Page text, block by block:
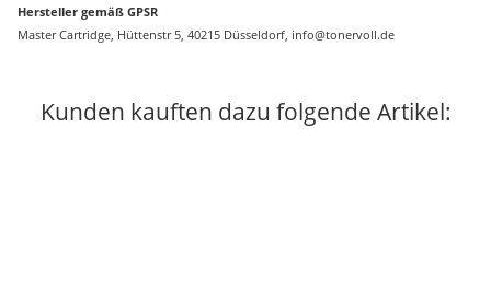
Hersteller gemäß GPSR
Master Cartridge, Hüttenstr 5, 40215 Düsseldorf, info@tonervoll.de
Kunden kauften dazu folgende Artikel: